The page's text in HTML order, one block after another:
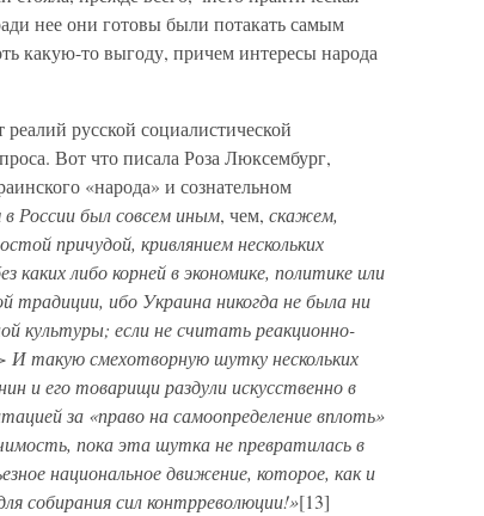
нее они готовы были потакать самым
какую-то выгоду, причем интересы народа
русской социалистической
Вот что писала Роза Люксембург,
«народа» и сознательном
России был совсем иным, чем, скажем,
причудой, кривлянием нескольких
каких либо корней в экономике, политике или
традиции, ибо Украина никогда не была ни
культуры; если не считать реакционно-
такую смехотворную шутку нескольких
и его товарищи раздули искусственно в
за «право на самоопределение вплоть»
пока эта шутка не превратилась в
национальное движение, которое, как и
собирания сил контрреволюции!»[13]